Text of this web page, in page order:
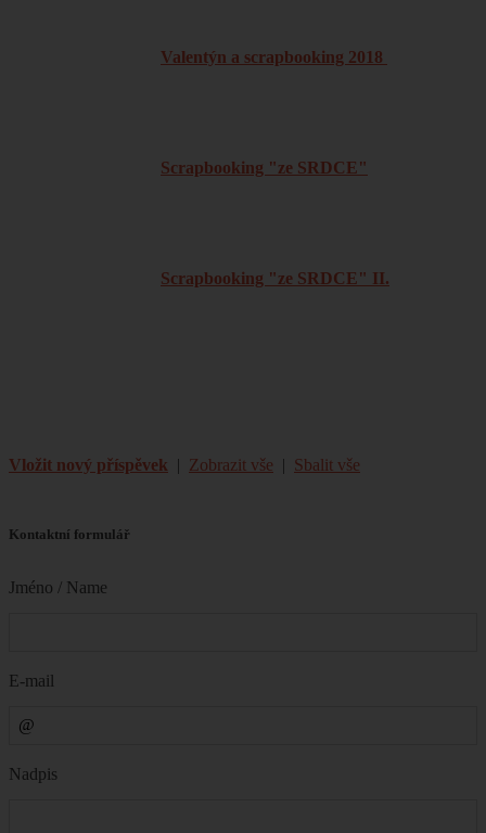
Valentýn a scrapbooking 2018
Scrapbooking "ze SRDCE"
Scrapbooking "ze SRDCE" II.
Vložit nový příspěvek | Zobrazit vše | Sbalit vše
Kontaktní formulář
Jméno / Name
E-mail
Nadpis